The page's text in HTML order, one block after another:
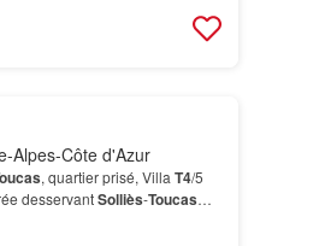
Alpes-Côte d'Azur
, quartier prisé, Villa T4/5
desservantSolliès-Toucas